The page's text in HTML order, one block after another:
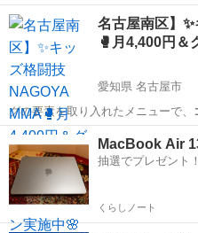
ことで…
熊本 新水前寺駅
名古屋南区】
🥊月4,400円
愛知県 名古屋市
グの要素を取り入れたメニューで、
能力を最大限に引き…
愛知 名古屋市
MacBook Air
抽選でプレゼント
くらしノート